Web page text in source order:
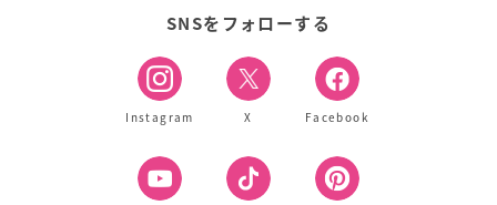
SNSをフォローする
Instagram X Facebook